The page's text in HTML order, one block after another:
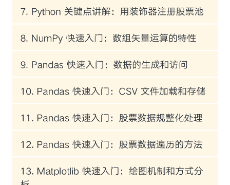
从量化交易整体流程的视角：专栏从数据的下
策略、选股策略、风险策略的设计，对于回测